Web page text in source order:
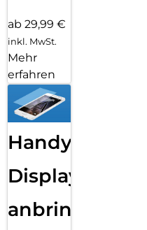
ab 29,99 €
inkl. MwSt.
Mehr
erfahren
Handy
Displayfolie
anbringen